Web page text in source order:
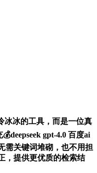
冰冰的工具，而是一位真
gpt-4.0 百度ai
需关键词堆砌，也不用担
，提供更优质的检索结